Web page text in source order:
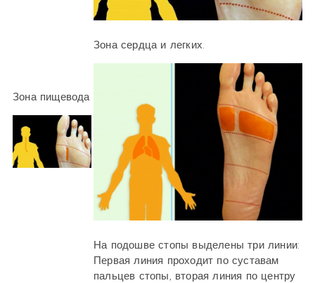
Зона пищевода
Зона сердца и легких.
На подошве стопы выделены три линии:
Первая линия проходит по суставам
пальцев стопы, вторая линия по центру